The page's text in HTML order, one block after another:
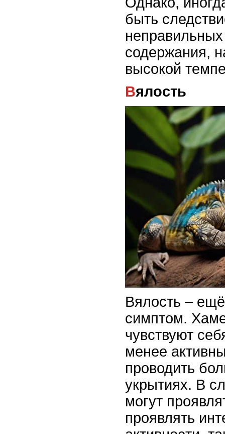
быть
содержания,
высокой
Вялость
Вялость –
симптом.
чувствуют
менее
проводить
укрытиях. В
могут
проявлять